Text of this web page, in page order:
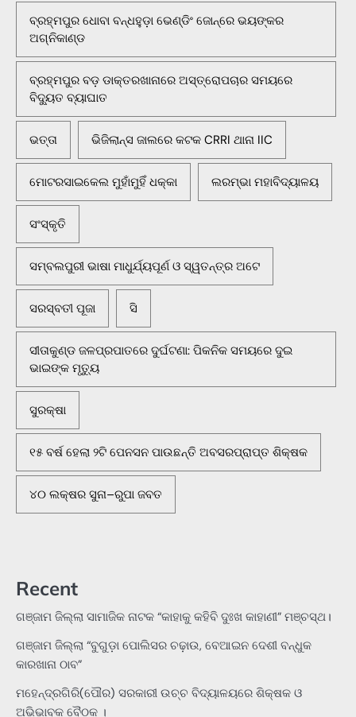
ବ୍ରହ୍ମପୁର ଧୋବା ବନ୍ଧହୁଡ଼ା ଭେଣ୍ଡିଂ ଜୋନ୍‌ରେ ଭୟଙ୍କର
ଅଗ୍ନିକାଣ୍ଡ
ବ୍ରହ୍ମପୁର ବଡ଼ ଡାକ୍ତରଖାନାରେ ଅସ୍ତ୍ରୋପଚାର ସମୟରେ
ବିଦ୍ୟୁତ ବ୍ୟାଘାତ
ଭତ୍ତା ଭିଜିଲାନ୍ସ ଜାଲରେ କଟକ CRRI ଥାନା IIC
ମୋଟରସାଇକେଲ ମୁହାଁମୁହିଁ ଧକ୍କା ଲରମ୍ଭା ମହାବିଦ୍ୟାଳୟ
ସଂସ୍କୃତି
ସମ୍ବଲପୁରୀ ଭାଷା ମାଧୁର୍ଯ୍ୟପୂର୍ଣ ଓ ସ୍ୱତନ୍ତ୍ର ଅଟେ
ସରସ୍ବତୀ ପୂଜା ସି
ସୀତାକୁଣ୍ଡ ଜଳପ୍ରପାତରେ ଦୁର୍ଘଟଣା: ପିକନିକ ସମୟରେ ଦୁଇ
ଭାଇଙ୍କ ମୃତ୍ୟୁ
ସୁରକ୍ଷା
୧୫ ବର୍ଷ ହେଲା ୨ଟି ପେନସନ ପାଉଛନ୍ତି ଅବସରପ୍ରାପ୍ତ ଶିକ୍ଷକ
୪୦ ଲକ୍ଷର ସୁନା–ରୁପା ଜବତ
Recent
ଗଞ୍ଜାମ ଜିଲ୍ଲା ସାମାଜିକ ନାଟକ “କାହାକୁ କହିବି ଦୁଃଖ କାହାଣୀ” ମଞ୍ଚସ୍ଥ।
ଗଞ୍ଜାମ ଜିଲ୍ଲା “ବୁଗୁଡ଼ା ପୋଲିସର ଚଢ଼ାଉ, ବେଆଇନ ଦେଶୀ ବନ୍ଧୁକ
କାରଖାନା ଠାବ”
ମହେନ୍ଦ୍ରଗିରି(ପୌର) ସରକାରୀ ଉଚ୍ଚ ବିଦ୍ୟାଳୟରେ ଶିକ୍ଷକ ଓ
ଅଭିଭାବକ ବୈଠକ ।